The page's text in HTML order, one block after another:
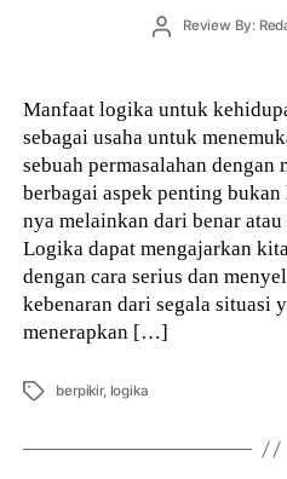
PostReview By:
Manfaat logika untuk
sebagai usaha untuk
sebuah permasalahan dengan
berbagai aspek penting
nya melainkan dari benar
Logika dapat mengajarkan
dengan cara serius dan
kebenaran dari segala situasi
menerapkan […]
Tags berpikir, logika